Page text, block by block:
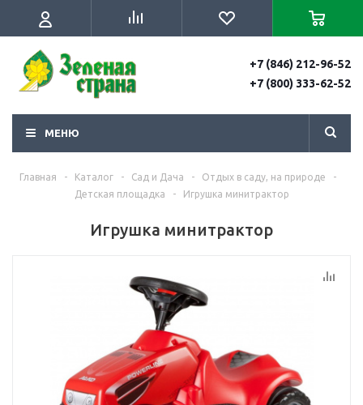
+7 (846) 212-96-52
+7 (800) 333-62-52
МЕНЮ
Главная - Каталог - Сад и Дача - Отдых в саду, на природе
-
Детская площадка
- Игрушка минитрактор
Игрушка минитрактор